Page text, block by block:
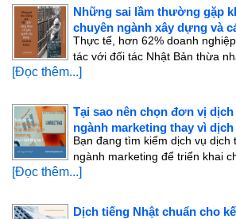
Những sai lầm thường gặp
chuyên ngành xây dựng và
Thực tế, hơn 62% doanh
tác với đối tác Nhật Bản thừa
[Đọc thêm...]
Tại sao nên chọn đơn vị
ngành marketing thay vì
Bạn đang tìm kiếm dịch vụ dịch
ngành marketing để triển khai
[Đọc thêm...]
Dịch tiếng Nhật chuẩn cho